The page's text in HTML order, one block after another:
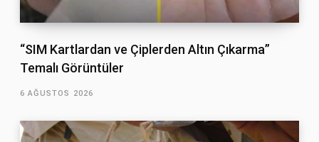
“SIM Kartlardan ve Çiplerden Altın Çıkarma”
Temalı Görüntüler
6 AĞUSTOS 2026